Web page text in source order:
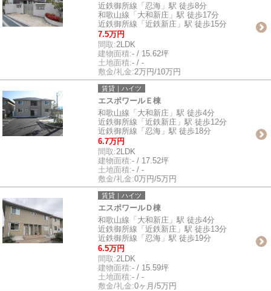
近鉄御所線「忍海」駅 徒歩8分
和歌山線「大和新庄」駅 徒歩17分
近鉄御所線「近鉄新庄」駅 徒歩15分
7.5万円
間取:2LDK
建物面積:- / 15.62坪
土地面積:- / -
敷金/礼金:2万円/10万円
賃貸｜ハイツ
エスポワールＥ棟
和歌山線「大和新庄」駅 徒歩4分
近鉄御所線「近鉄新庄」駅 徒歩12分
近鉄御所線「忍海」駅 徒歩18分
6.7万円
間取:2LDK
建物面積:- / 17.52坪
土地面積:- / -
敷金/礼金:0万円/5万円
賃貸｜ハイツ
エスポワールＤ棟
和歌山線「大和新庄」駅 徒歩4分
近鉄御所線「近鉄新庄」駅 徒歩13分
近鉄御所線「忍海」駅 徒歩19分
6.5万円
間取:2LDK
建物面積:- / 15.59坪
土地面積:- / -
敷金/礼金:0ヶ月/5万円